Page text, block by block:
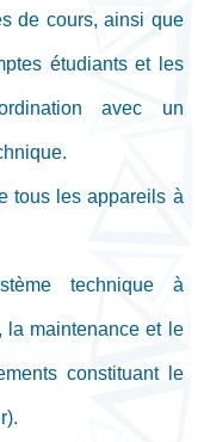
de cours, ainsi que
étudiants et les
avec un
tous les appareils à
technique à
la maintenance et le
constituant le